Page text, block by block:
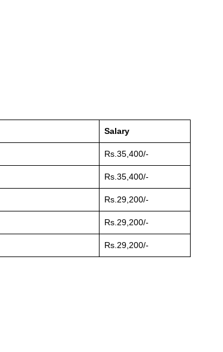
Salary
Rs.35,400/-
Rs.35,400/-
Rs.29,200/-
Rs.29,200/-
Rs.29,200/-